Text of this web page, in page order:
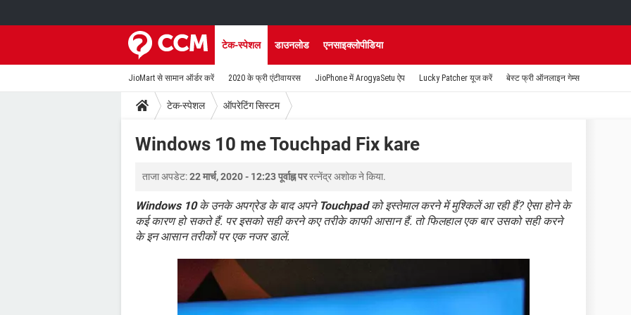
टेक-स्पेशल डाउनलोड एनसाइक्लोपीडिया
JioMart से सामान ऑर्डर करें 2020 के फ्री एंटीवायरस JioPhone में ArogyaSetu ऐप Lucky Patcher यूज करें बेस्ट फ्री ऑनलाइन गेम्स
टेक-स्पेशल ऑपरेटिंग सिस्टम
Windows 10 me Touchpad Fix kare
ताजा अपडेट:22 मार्च, 2020 - 12:23 पूर्वाह्न पररत्नेंद्र अशोकने किया.
Windows 10के उनके अपग्रेड के बाद अपनेTouchpadको इस्तेमाल करने में मुश्किलें आ रही हैं? ऐसा होने के
कई कारण हो सकते हैं. पर इसको सही करने कए तरीके काफी आसान हैं. तो फिलहाल एक बार उसको सही करने
के इन आसान तरीकों पर एक नजर डालें.